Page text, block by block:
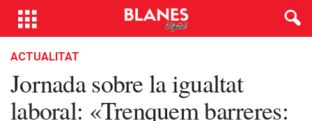
ACTUALITAT
Jornada sobre la igualtat
laboral: «Trenquem barreres: